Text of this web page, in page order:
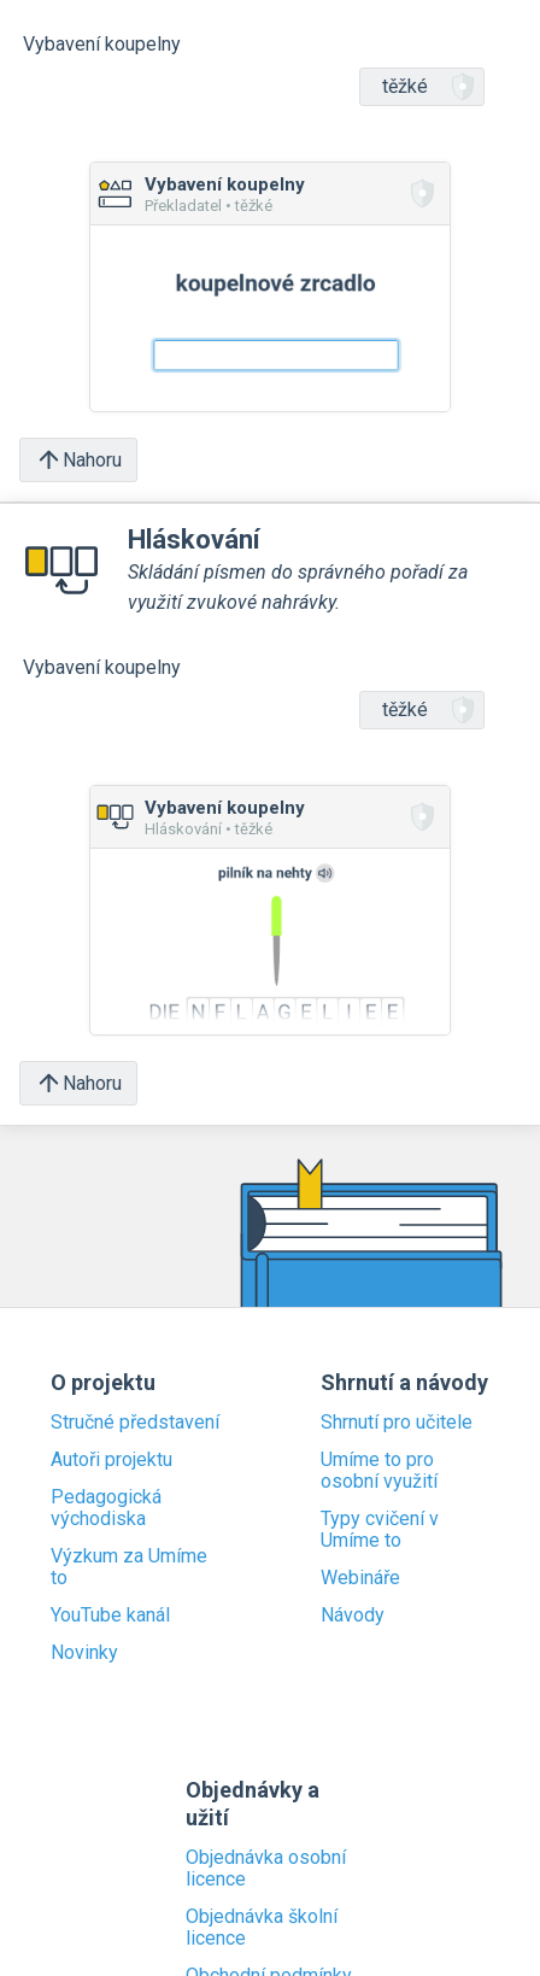
Vybavení koupelny
těžké
Vybavení koupelny
Překladatel • těžké
Nahoru
Hláskování
Skládání písmen do správného pořadí za
využití zvukové nahrávky.
Vybavení koupelny
těžké
Vybavení koupelny
Hláskování • těžké
Nahoru
O projektu
Stručné představení
Autoři projektu
Pedagogická
východiska
Výzkum za Umíme
to
YouTube kanál
Novinky
Shrnutí a návody
Shrnutí pro učitele
Umíme to pro
osobní využití
Typy cvičení v
Umíme to
Webináře
Návody
Objednávky a
užití
Objednávka osobní
licence
Objednávka školní
licence